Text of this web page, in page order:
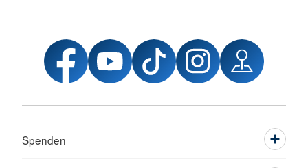
Spenden